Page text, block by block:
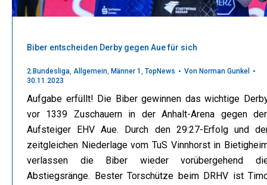
Biber entscheiden Derby gegen Aue für sich
2.Bundesliga, Allgemein, Männer 1 , TopNews Von Norman Gunkel
30.11.2023
Aufgabe erfüllt! Die Biber gewinnen das wichtige
vor 1339 Zuschauern in der Anhalt-Arena gegen
Aufsteiger EHV Aue. Durch den 29:27-Erfolg und
zeitgleichen Niederlage vom TuS Vinnhorst in
verlassen die Biber wieder vorübergehend
Abstiegsränge. Bester Torschütze beim DRHV ist